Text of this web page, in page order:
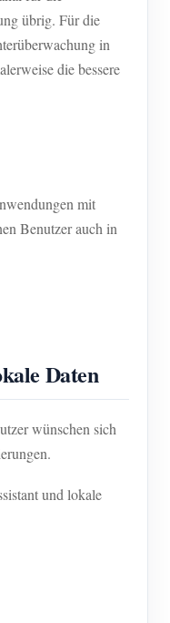
übrig. Für die
in
die bessere
mit
Benutzer auch in
Daten
wünschen sich
und lokale